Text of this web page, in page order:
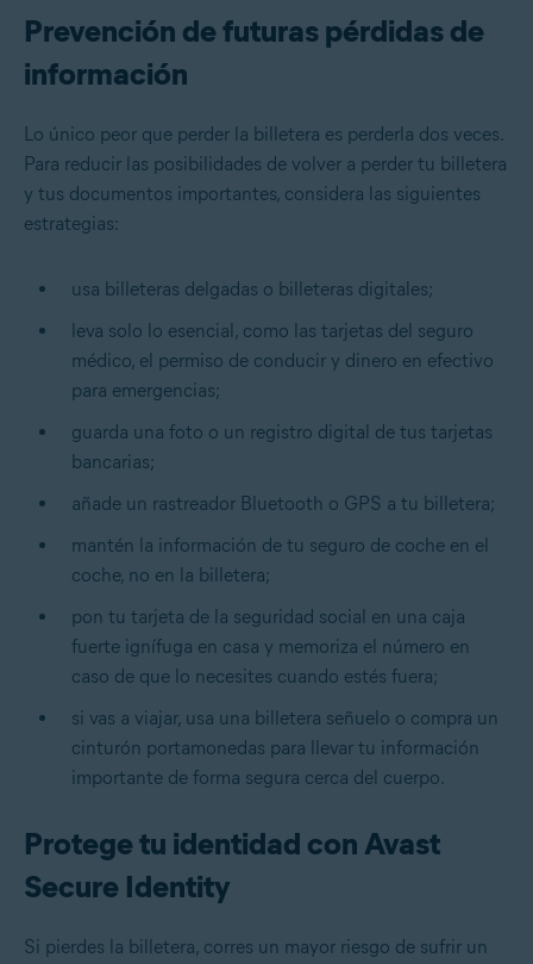
Prevención de futuras pérdidas de
información
Lo único peor que perder la billetera es perderla dos veces.
Para reducir las posibilidades de volver a perder tu billetera
y tus documentos importantes, considera las siguientes
estrategias:
usa billeteras delgadas o billeteras digitales;
leva solo lo esencial, como las tarjetas del seguro
médico, el permiso de conducir y dinero en efectivo
para emergencias;
guarda una foto o un registro digital de tus tarjetas
bancarias;
añade un rastreador Bluetooth o GPS a tu billetera;
mantén la información de tu seguro de coche en el
coche, no en la billetera;
pon tu tarjeta de la seguridad social en una caja
fuerte ignífuga en casa y memoriza el número en
caso de que lo necesites cuando estés fuera;
si vas a viajar, usa una billetera señuelo o compra un
cinturón portamonedas para llevar tu información
importante de forma segura cerca del cuerpo.
Protege tu identidad con Avast
Secure Identity
Si pierdes la billetera, corres un mayor riesgo de sufrir un